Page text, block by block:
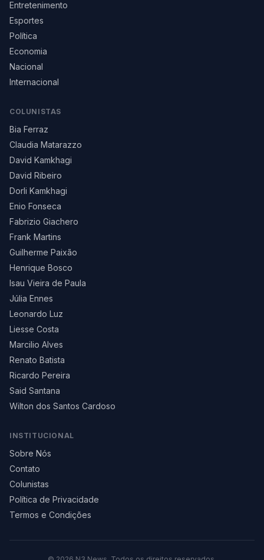
Entretenimento
Esportes
Política
Economia
Nacional
Internacional
COLUNISTAS
Bia Ferraz
Claudia Matarazzo
David Kamkhagi
David Ribeiro
Dorli Kamkhagi
Enio Fonseca
Fabrizio Giachero
Frank Martins
Guilherme Paixão
Henrique Bosco
Isau Vieira de Paula
Júlia Ennes
Leonardo Luz
Liesse Costa
Marcilio Alves
Renato Batista
Ricardo Pereira
Said Santana
Wilton dos Santos Cardoso
INSTITUCIONAL
Sobre Nós
Contato
Colunistas
Política de Privacidade
Termos e Condições